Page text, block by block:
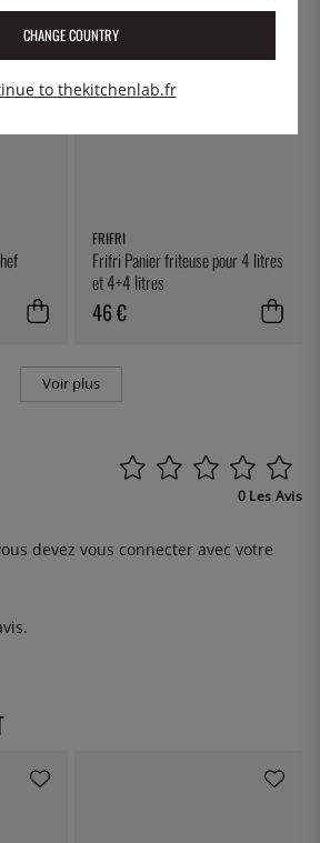
FRIFRI
Frifri Panier friteuse pour 4 litres
et 4+4 litres
46 €
Voir plus
0 Les Avis
devez vous connecter avec votre
CHANGE COUNTRY
to thekitchenlab.fr